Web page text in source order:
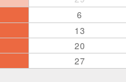
6
13
20
27